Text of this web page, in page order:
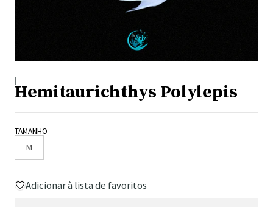
|
Hemitaurichthys Polylepis
TAMANHO
M
Adicionar à lista de favoritos